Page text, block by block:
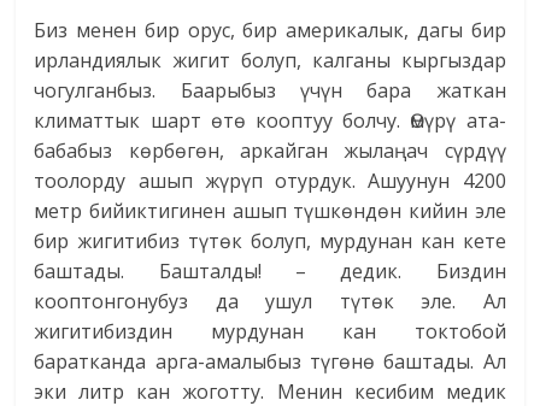
Биз менен бир орус, бир америкалык, дагы бир
ирландиялык жигит болуп, калганы кыргыздар
чогулганбыз. Баарыбыз үчүн бара жаткан
климаттык шарт өтө кооптуу болчу. Өмүрү ата-
бабабыз көрбөгөн, аркайган жылаңач сүрдүү
тоолорду ашып жүрүп отурдук. Ашуунун 4200
метр бийиктигинен ашып түшкөндөн кийин эле
бир жигитибиз түтөк болуп, мурдунан кан кете
баштады. Башталды! – дедик. Биздин
кооптонгонубуз да ушул түтөк эле. Ал
жигитибиздин мурдунан кан токтобой
баратканда арга-амалыбыз түгөнө баштады. Ал
эки литр кан жоготту. Менин кесибим медик